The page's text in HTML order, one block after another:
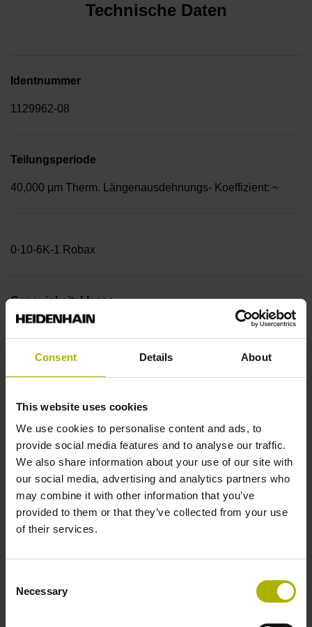
Consent Details About
This website uses cookies
We use cookies to personalise content and ads, to
provide social media features and to analyse our traffic.
We also share information about your use of our site with
our social media, advertising and analytics partners who
may combine it with other information that you’ve
provided to them or that they’ve collected from your use
of their services.
Selection
Necessary
Technische Daten
Identnummer
1129962-08
Teilungsperiode
40,000 µm Therm. Längenausdehnungs- Koeffizient: ~
0·10-6K-1 Robax
Genauigkeitsklasse
Messlänge
1600,00 mm
Referenzmarkenlage
Beginn ML